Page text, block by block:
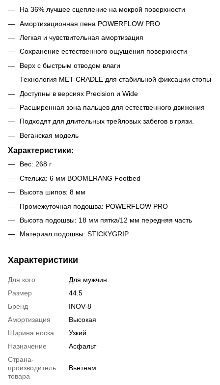
На 36% лучшее сцепление на мокрой поверхности
Амортизационная пена POWERFLOW PRO
Легкая и чувствительная амортизация
Сохранение естественного ощущения поверхности
Верх с быстрым отводом влаги
Технология MET-CRADLE для стабильной фиксации стопы
Доступны в версиях Precision и Wide
Расширенная зона пальцев для естественного движения
Подходят для длительных трейловых забегов в грязи.
Веганская модель
Характеристики:
Вес: 268 г
Стелька: 6 мм BOOMERANG Footbed
Высота шипов: 8 мм
Промежуточная подошва: POWERFLOW PRO
Высота подошвы: 18 мм пятка/12 мм передняя часть
Материал подошвы: STICKYGRIP
Характеристики
Для кого
Для мужчин
Размер
44.5
Бренд
INOV-8
Амортизация
Высокая
Ширина носка
Узкий
Назначение
Асфальт
Страна-
производитель
товара
Вьетнам